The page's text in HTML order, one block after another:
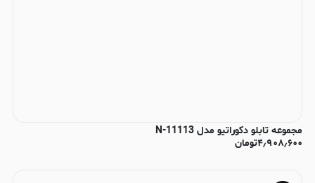
مجموعه تابلو دکوراتیو مدل N-11113
۴٫۹۰۸٫۶۰۰تومان